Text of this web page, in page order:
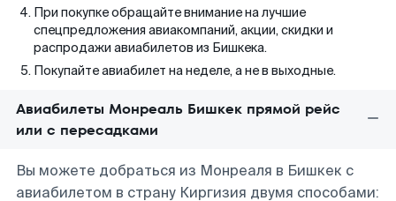
При покупке обращайте внимание на лучшие
спецпредложения авиакомпаний, акции, скидки и
распродажи авиабилетов из Бишкека.
Покупайте авиабилет на неделе, а не в выходные.
Авиабилеты Монреаль Бишкек прямой рейс
или с пересадками
Вы можете добраться из Монреаля в Бишкек с
авиабилетом в страну Киргизия двумя способами: